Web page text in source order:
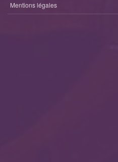
Mentions légales